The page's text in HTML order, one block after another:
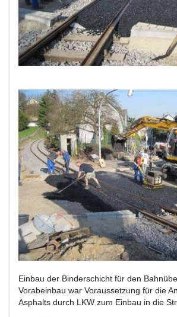
Einbau der Binderschicht für den
Vorabeinbau war Voraussetzung für die
Asphalts durch LKW zum Einbau in die